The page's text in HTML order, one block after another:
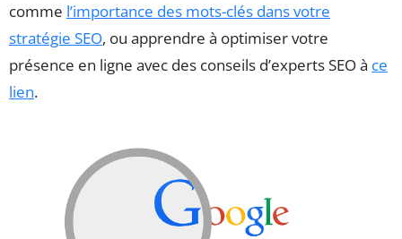
comme l’importance des mots-clés dans votre
stratégie SEO, ou apprendre à optimiser votre
présence en ligne avec des conseils d’experts SEO à ce
lien.